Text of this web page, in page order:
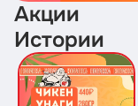
Акции
Истории